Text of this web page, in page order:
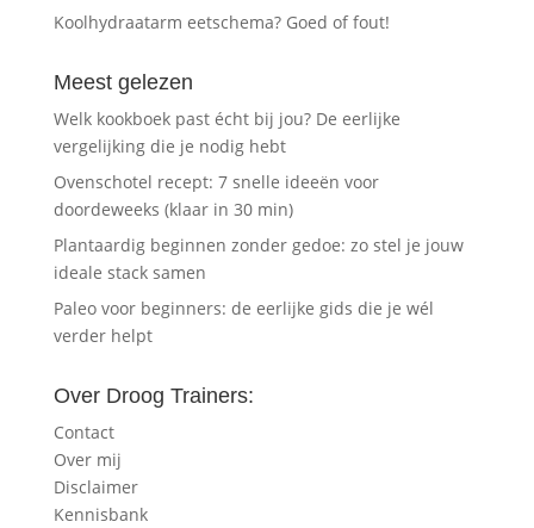
Koolhydraatarm eetschema? Goed of fout!
Meest gelezen
Welk kookboek past écht bij jou? De eerlijke
vergelijking die je nodig hebt
Ovenschotel recept: 7 snelle ideeën voor
doordeweeks (klaar in 30 min)
Plantaardig beginnen zonder gedoe: zo stel je jouw
ideale stack samen
Paleo voor beginners: de eerlijke gids die je wél
verder helpt
Over Droog Trainers:
Contact
Over mij
Disclaimer
Kennisbank